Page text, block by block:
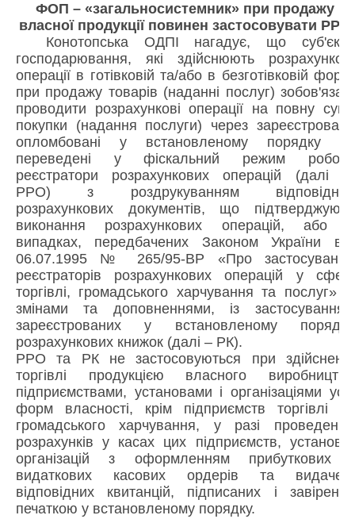
ФОП – «загальносистемник» при продажу
власної продукції повинен застосовувати РРО
Конотопська ОДПІ нагадує, що суб'єкти
господарювання, які здійснюють розрахункові
операції в готівковій та/або в безготівковій формі
при продажу товарів (наданні послуг) зобов'язані
проводити розрахункові операції на повну суму
покупки (надання послуги) через зареєстровані,
опломбовані у встановленому порядку та
переведені у фіскальний режим роботи
реєстратори розрахункових операцій (далі –
РРО) з роздрукуванням відповідних
розрахункових документів, що підтверджують
виконання розрахункових операцій, або у
випадках, передбачених Законом України від
06.07.1995 № 265/95-ВР «Про застосування
реєстраторів розрахункових операцій у сфері
торгівлі, громадського харчування та послуг» зі
змінами та доповненнями, із застосуванням
зареєстрованих у встановленому порядку
розрахункових книжок (далі – РК).
РРО та РК не застосовуються при здійсненні
торгівлі продукцією власного виробництва
підприємствами, установами і організаціями усіх
форм власності, крім підприємств торгівлі та
громадського харчування, у разі проведення
розрахунків у касах цих підприємств, установ і
організацій з оформленням прибуткових і
видаткових касових ордерів та видачею
відповідних квитанцій, підписаних і завірених
печаткою у встановленому порядку.